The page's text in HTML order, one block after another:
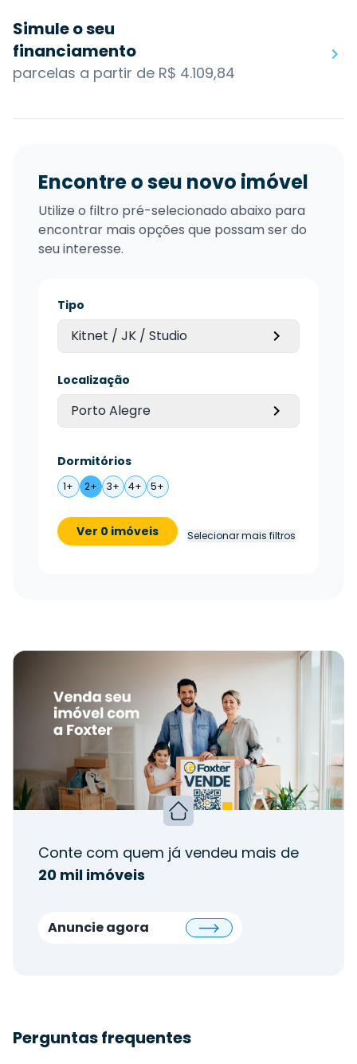
Simule o seu
financiamento
parcelas a partir de R$ 4.109,84
Encontre o seu novo imóvel
Utilize o filtro pré-selecionado abaixo para
encontrar mais opções que possam ser do
seu interesse.
Tipo
Kitnet / JK / Studio
Localização
Porto Alegre
Dormitórios
1+ 2+ 3+ 4+ 5+
Ver 0 imóveis Selecionar mais filtros
Conte com quem já vendeu mais de
20 mil imóveis
Anuncie agora
Perguntas frequentes